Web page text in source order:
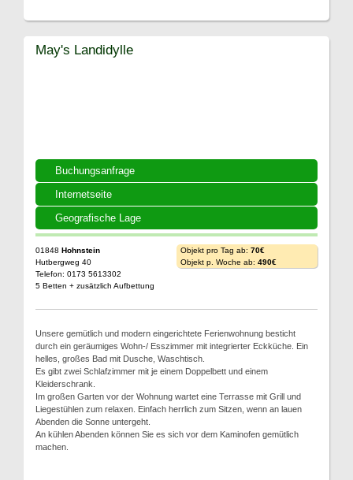
Buchungsanfrage
Internetseite
Geografische Lage
May's Landidylle
01848 Hohnstein
Hutbergweg 40
Telefon: 0173 5613302
5 Betten + zusätzlich Aufbettung
Objekt pro Tag ab: 70€
Objekt p. Woche ab: 490€
Unsere gemütlich und modern eingerichtete Ferienwohnung besticht
durch ein geräumiges Wohn-/ Esszimmer mit integrierter Eckküche. Ein
helles, großes Bad mit Dusche, Waschtisch.
Es gibt zwei Schlafzimmer mit je einem Doppelbett und einem
Kleiderschrank.
Im großen Garten vor der Wohnung wartet eine Terrasse mit Grill und
Liegestühlen zum relaxen. Einfach herrlich zum Sitzen, wenn an lauen
Abenden die Sonne untergeht.
An kühlen Abenden können Sie es sich vor dem Kaminofen gemütlich
machen.